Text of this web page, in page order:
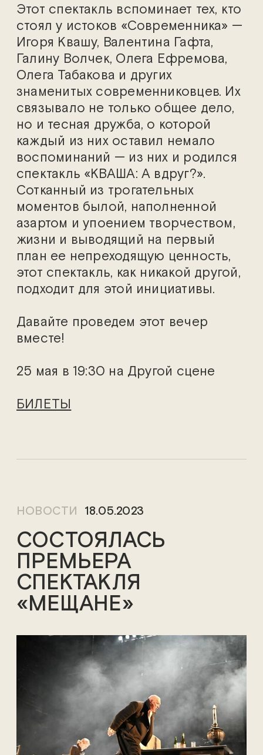
Этот спектакль вспоминает тех, кто
стоял у истоков «Современника» —
Игоря Квашу, Валентина Гафта,
Галину Волчек, Олега Ефремова,
Олега Табакова и других
знаменитых современниковцев. Их
связывало не только общее дело,
но и тесная дружба, о которой
каждый из них оставил немало
воспоминаний — из них и родился
спектакль «КВАША: А вдруг?».
Сотканный из трогательных
моментов былой, наполненной
азартом и упоением творчеством,
жизни и выводящий на первый
план ее непреходящую ценность,
этот спектакль, как никакой другой,
подходит для этой инициативы.
Давайте проведем этот вечер
вместе!
25 мая в 19:30 на Другой сцене
БИЛЕТЫ
НОВОСТИ 18.05.2023
СОСТОЯЛАСЬ
ПРЕМЬЕРА
СПЕКТАКЛЯ
«МЕЩАНЕ»